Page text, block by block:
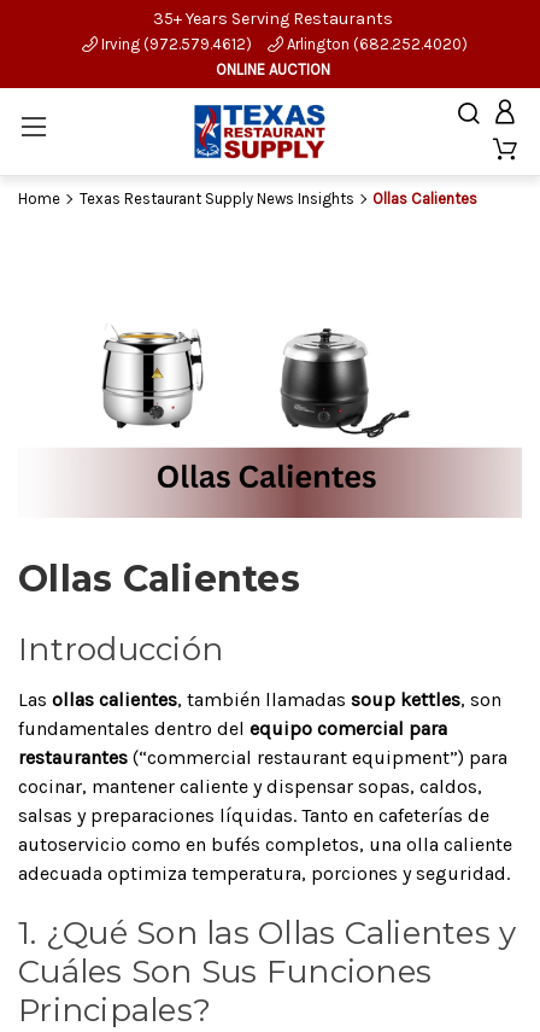
35+ Years Serving Restaurants
Irving (972.579.4612)
Arlington (682.252.4020)
ONLINE AUCTION
Home Texas Restaurant Supply News Insights Ollas Calientes
Ollas Calientes
Introducción
Las ollas calientes, también llamadas soup kettles, son
fundamentales dentro del equipo comercial para
restaurantes (“commercial restaurant equipment”) para
cocinar, mantener caliente y dispensar sopas, caldos,
salsas y preparaciones líquidas. Tanto en cafeterías de
autoservicio como en bufés completos, una olla caliente
adecuada optimiza temperatura, porciones y seguridad.
1. ¿Qué Son las Ollas Calientes y
Cuáles Son Sus Funciones
Principales?